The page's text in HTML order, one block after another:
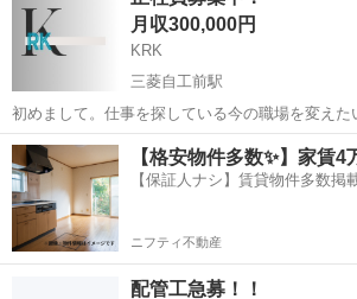
に必要な部材を配置 ...月収300,000円
KRK
三菱自工前駅
初めまして。仕事を探している今の職場を変えた
みたい人を募集しております！ 僕たちは主に＊
事、足場の組み立てや解体、また、橋の補修工事
す！ 従業員は平均25歳なので若い子...
岡山 倉敷市 三菱自工前駅 鳶職
【格安物件多数✨】家賃4
【保証人ナシ】賃貸物件多数掲
ニフティ不動産
配管工急募！！